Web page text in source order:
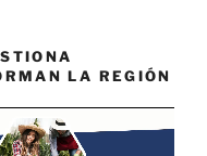
LA REGIÓN